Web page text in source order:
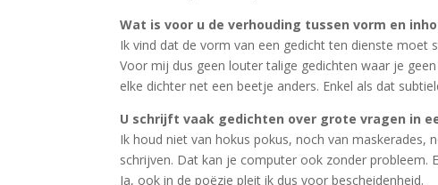
Wat is voor u de verhouding tussen vorm en
Ik vind dat de vorm van een gedicht ten dienste moet
Voor mij dus geen louter talige gedichten waar je
elke dichter net een beetje anders. Enkel als dat
U schrijft vaak gedichten over grote vragen in
Ik houd niet van hokus pokus, noch van
schrijven. Dat kan je computer ook zonder probleem.
Ja, ook in de poëzie pleit ik dus voor bescheidenheid.